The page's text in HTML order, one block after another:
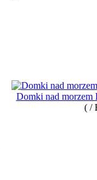
Domki nad
( /